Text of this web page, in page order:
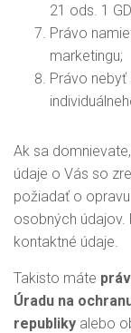
21 ods. 1
Právo
marketingu;
Právo
Ak sa
údaje o Vás so
požiadať o
osobných údajov.
kontaktné údaje.
Takisto máte
Úradu na
republiky alebo